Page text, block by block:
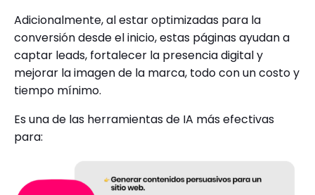
Adicionalmente, al estar optimizadas para la
conversión desde el inicio, estas páginas ayudan a
captar leads, fortalecer la presencia digital y
mejorar la imagen de la marca, todo con un costo y
tiempo mínimo.
Es una de las herramientas de IA más efectivas
para: